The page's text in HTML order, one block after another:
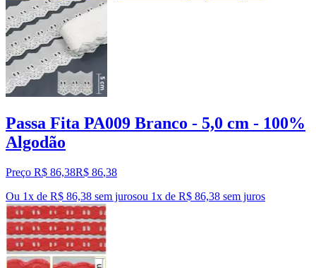
Passa Fita PA009 Branco - 5,0 cm - 100%
Algodão
Preço R$ 86,38R$ 86,38
Ou 1x de R$ 86,38 sem jurosou 1x de R$ 86,38 sem juros